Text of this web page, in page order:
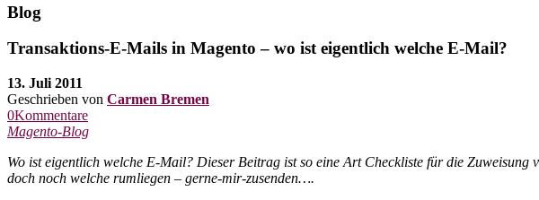
Blog
Transaktions-E-Mails in Magento – wo ist eigentlich welche E-Mail?
13. Juli 2011
Geschrieben von Carmen Bremen
0Kommentare
Magento-Blog
Wo ist eigentlich welche E-Mail? Dieser Beitrag ist so eine Art Checkliste für die
doch noch welche rumliegen – gerne-mir-zusenden….